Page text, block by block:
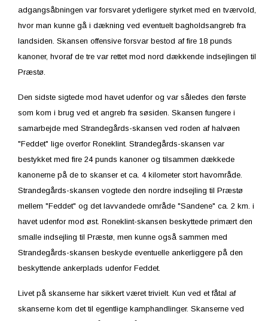
adgangsåbningen var forsvaret yderligere styrket med en tværvold,
hvor man kunne gå i dækning ved eventuelt bagholdsangreb fra
landsiden. Skansen offensive forsvar bestod af fire 18 punds
kanoner, hvoraf de tre var rettet mod nord dækkende indsejlingen til
Præstø.
Den sidste sigtede mod havet udenfor og var således den første
som kom i brug ved et angreb fra søsiden. Skansen fungere i
samarbejde med Strandegårds-skansen ved roden af halvøen
"Feddet" lige overfor Roneklint. Strandegårds-skansen var
bestykket med fire 24 punds kanoner og tilsammen dækkede
kanonerne på de to skanser et ca. 4 kilometer stort havområde.
Strandegårds-skansen vogtede den nordre indsejling til Præstø
mellem "Feddet" og det lavvandede område "Sandene" ca. 2 km. i
havet udenfor mod øst. Roneklint-skansen beskyttede primært den
smalle indsejling til Præstø, men kunne også sammen med
Strandegårds-skansen beskyde eventuelle ankerliggere på den
beskyttende ankerplads udenfor Feddet.
Livet på skanserne har sikkert været trivielt. Kun ved et fåtal af
skanserne kom det til egentlige kamphandlinger. Skanserne ved